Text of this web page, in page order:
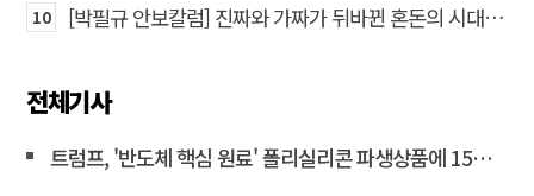
10 [박필규 안보칼럼] 진짜와 가짜가 뒤바뀐 혼돈의 시대, 안보 파탄은 막아야
전체기사
트럼프, '반도체 핵심 원료' 폴리실리콘 파생상품에 15% 관세